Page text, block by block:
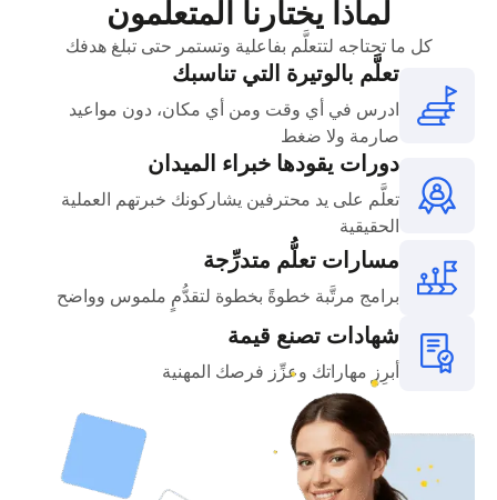
لماذا يختارنا المتعلمون
كل ما تحتاجه لتتعلَّم بفاعلية وتستمر حتى تبلغ هدفك
تعلَّم بالوتيرة التي تناسبك
ادرس في أي وقت ومن أي مكان، دون مواعيد
صارمة ولا ضغط
دورات يقودها خبراء الميدان
تعلَّم على يد محترفين يشاركونك خبرتهم العملية
الحقيقية
مسارات تعلُّم متدرِّجة
برامج مرتَّبة خطوةً بخطوة لتقدُّمٍ ملموس وواضح
شهادات تصنع قيمة
أبرِز مهاراتك وعزِّز فرصك المهنية